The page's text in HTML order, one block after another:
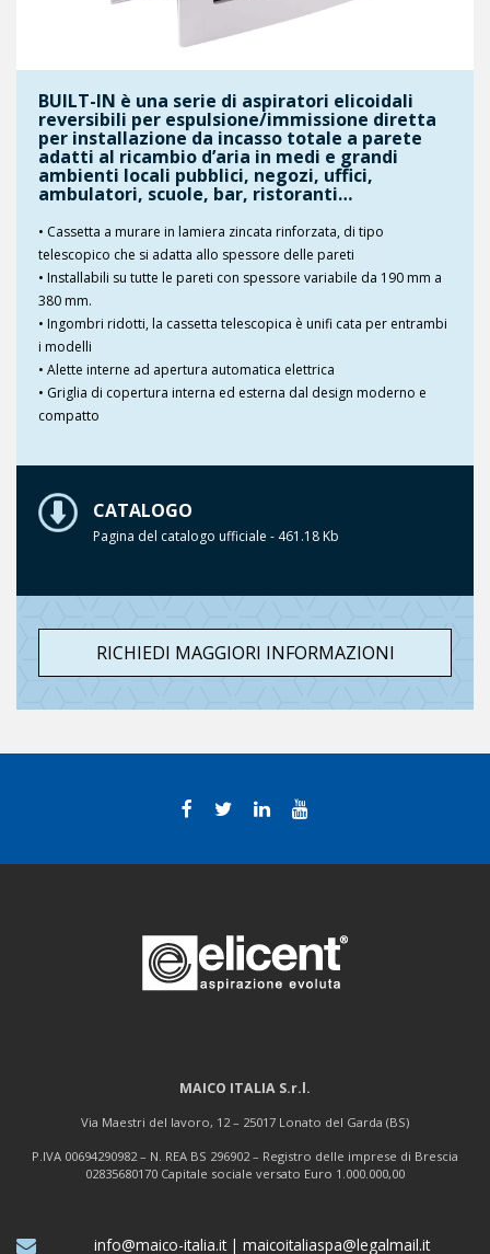
BUILT-IN è una serie di aspiratori elicoidali
reversibili per espulsione/immissione diretta
per installazione da incasso totale a parete
adatti al ricambio d’aria in medi e grandi
ambienti locali pubblici, negozi, uffici,
ambulatori, scuole, bar, ristoranti…
• Cassetta a murare in lamiera zincata rinforzata, di tipo
telescopico che si adatta allo spessore delle pareti
• Installabili su tutte le pareti con spessore variabile da 190 mm a
380 mm.
• Ingombri ridotti, la cassetta telescopica è unifi cata per entrambi
i modelli
• Alette interne ad apertura automatica elettrica
• Griglia di copertura interna ed esterna dal design moderno e
compatto
CATALOGO
Pagina del catalogo ufficiale - 461.18 Kb
RICHIEDI MAGGIORI INFORMAZIONI
MAICO ITALIA S.r.l.
Via Maestri del lavoro, 12 – 25017 Lonato del Garda (BS)
P.IVA 00694290982 – N. REA BS 296902 – Registro delle imprese di Brescia
02835680170 Capitale sociale versato Euro 1.000.000,00
info@maico-italia.it| maicoitaliaspa@legalmail.it